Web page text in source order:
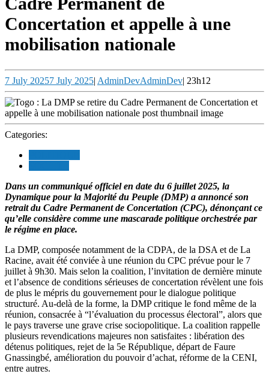
Concertation et appelle à une
mobilisation nationale
7 July 20257 July 2025| AdminDevAdminDev| 23h12
Categories:
Dans un communiqué officiel en date du 6 juillet 2025, la
Dynamique pour la Majorité du Peuple (DMP) a annoncé son
retrait du Cadre Permanent de Concertation (CPC), dénonçant ce
qu’elle considère comme une mascarade politique orchestrée par
le régime en place.
La DMP, composée notamment de la CDPA, de la DSA et de La
Racine, avait été conviée à une réunion du CPC prévue pour le 7
juillet à 9h30. Mais selon la coalition, l’invitation de dernière minute
et l’absence de conditions sérieuses de concertation révèlent une fois
de plus le mépris du gouvernement pour le dialogue politique
structuré. Au-delà de la forme, la DMP critique le fond même de la
réunion, consacrée à “l’évaluation du processus électoral”, alors que
le pays traverse une grave crise sociopolitique. La coalition rappelle
plusieurs revendications majeures non satisfaites : libération des
détenus politiques, rejet de la 5e République, départ de Faure
Gnassingbé, amélioration du pouvoir d’achat, réforme de la CENI,
entre autres.